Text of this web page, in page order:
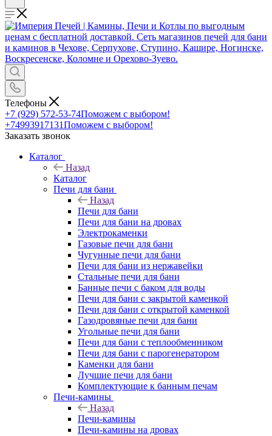
Телефоны
+7 (929) 572-53-74Поможем с выбором!
+74993917131Поможем с выбором!
Заказать звонок
Каталог
Назад
Каталог
Печи для бани
Назад
Печи для бани
Печи для бани на дровах
Электрокаменки
Газовые печи для бани
Чугунные печи для бани
Печи для бани из нержавейки
Стальные печи для бани
Банные печи с баком для воды
Печи для бани с закрытой каменкой
Печи для бани с открытой каменкой
Газодровяные печи для бани
Угольные печи для бани
Печи для бани с теплообменником
Печи для бани с парогенератором
Каменки для бани
Лучшие печи для бани
Комплектующие к банным печам
Печи-камины
Назад
Печи-камины
Печи-камины на дровах